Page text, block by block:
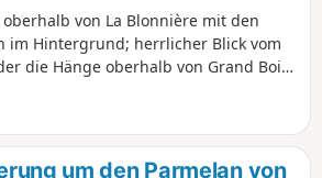
von La Blonnière mit den
im Hintergrund; herrlicher Blick vom
die Hänge oberhalb von Grand Bois
um den Parmelan von